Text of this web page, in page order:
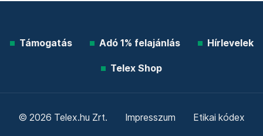
Támogatás Adó 1% felajánlás Hírlevelek
Telex Shop
© 2026 Telex.hu Zrt. Impresszum Etikai kódex